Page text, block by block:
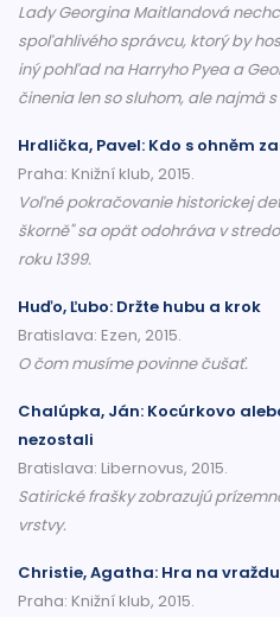
Lady Georgina Maitlandová
spoľahlivého správcu, ktorý by
iný pohľad na Harryho Pyea a
činenia len so sluhom, ale najmä
Hrdlička, Pavel: Kdo s ohněm
Praha: Knižní klub, 2015.
Voľné pokračovanie historickej
škorně" sa opät odohráva v
roku 1399.
Huďo, Ľubo: Držte hubu a krok
Bratislava: Ezen, 2015.
O čom musíme povinne čušať.
Chalúpka, Ján: Kocúrkovo
nezostali
Bratislava: Libernovus, 2015.
Satirické frašky zobrazujú
vrstvy.
Christie, Agatha: Hra na vraždu
Praha: Knižní klub, 2015.